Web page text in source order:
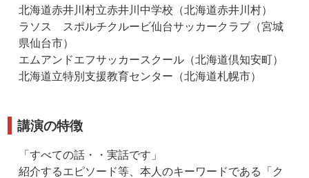
北海道赤井川村立赤井川中学校（北海道赤井川村）
ラソス スポルチクルービ仙台サッカークラブ（宮城
県仙台市）
エムアンドエフサッカースクール（北海道倶知安町）
北海道立特別支援教育センター（北海道札幌市）
講演の特徴
「すべての話・・実話です」
紹介するエピソード等、本人のキーワードである「ク